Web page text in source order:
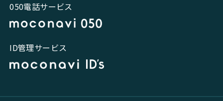
050電話サービス
ID管理サービス